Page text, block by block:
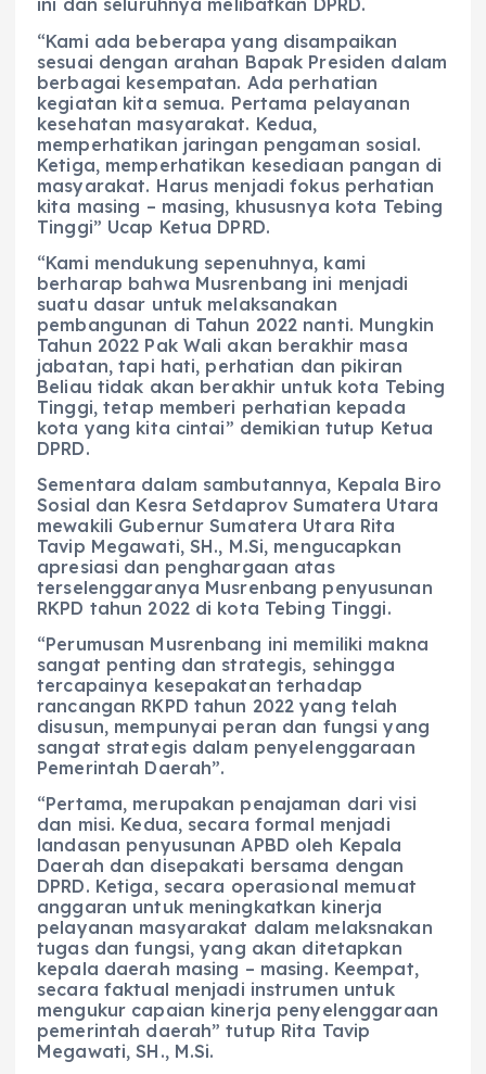
ini dan seluruhnya melibatkan DPRD.
“Kami ada beberapa yang disampaikan
sesuai dengan arahan Bapak Presiden dalam
berbagai kesempatan. Ada perhatian
kegiatan kita semua. Pertama pelayanan
kesehatan masyarakat. Kedua,
memperhatikan jaringan pengaman sosial.
Ketiga, memperhatikan kesediaan pangan di
masyarakat. Harus menjadi fokus perhatian
kita masing – masing, khususnya kota Tebing
Tinggi” Ucap Ketua DPRD.
“Kami mendukung sepenuhnya, kami
berharap bahwa Musrenbang ini menjadi
suatu dasar untuk melaksanakan
pembangunan di Tahun 2022 nanti. Mungkin
Tahun 2022 Pak Wali akan berakhir masa
jabatan, tapi hati, perhatian dan pikiran
Beliau tidak akan berakhir untuk kota Tebing
Tinggi, tetap memberi perhatian kepada
kota yang kita cintai” demikian tutup Ketua
DPRD.
Sementara dalam sambutannya, Kepala Biro
Sosial dan Kesra Setdaprov Sumatera Utara
mewakili Gubernur Sumatera Utara Rita
Tavip Megawati, SH., M.Si, mengucapkan
apresiasi dan penghargaan atas
terselenggaranya Musrenbang penyusunan
RKPD tahun 2022 di kota Tebing Tinggi.
“Perumusan Musrenbang ini memiliki makna
sangat penting dan strategis, sehingga
tercapainya kesepakatan terhadap
rancangan RKPD tahun 2022 yang telah
disusun, mempunyai peran dan fungsi yang
sangat strategis dalam penyelenggaraan
Pemerintah Daerah”.
“Pertama, merupakan penajaman dari visi
dan misi. Kedua, secara formal menjadi
landasan penyusunan APBD oleh Kepala
Daerah dan disepakati bersama dengan
DPRD. Ketiga, secara operasional memuat
anggaran untuk meningkatkan kinerja
pelayanan masyarakat dalam melaksnakan
tugas dan fungsi, yang akan ditetapkan
kepala daerah masing – masing. Keempat,
secara faktual menjadi instrumen untuk
mengukur capaian kinerja penyelenggaraan
pemerintah daerah” tutup Rita Tavip
Megawati, SH., M.Si.